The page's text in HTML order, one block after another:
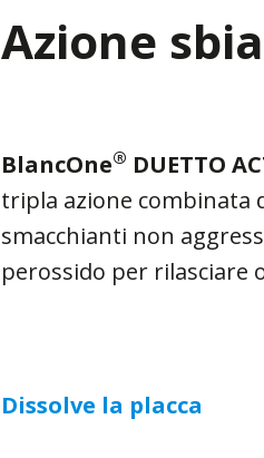
Azione
BlancOne® DUETTO
tripla azione combinata
smacchianti non
perossido per rilasciare
Dissolve la placca